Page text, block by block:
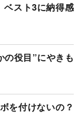
ベスト3に納得感
の役目”にやきも
を付けないの？